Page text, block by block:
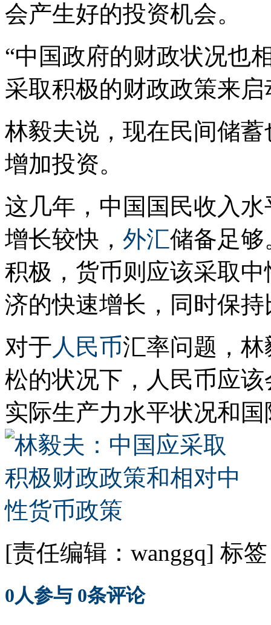
会产生好的投资机会。
“中国政府的财政状况也
采取积极的财政政策来
林毅夫说，现在民间储
增加投资。
这几年，中国国民收入
增长较快， 外汇储备足够
积极，货币则应该采取
济的快速增长，同时保
对于人民币汇率问题，
松的状况下，人民币应
实际生产力水平状况和
[责任编辑：wanggq] 标
0人参与 0条评论